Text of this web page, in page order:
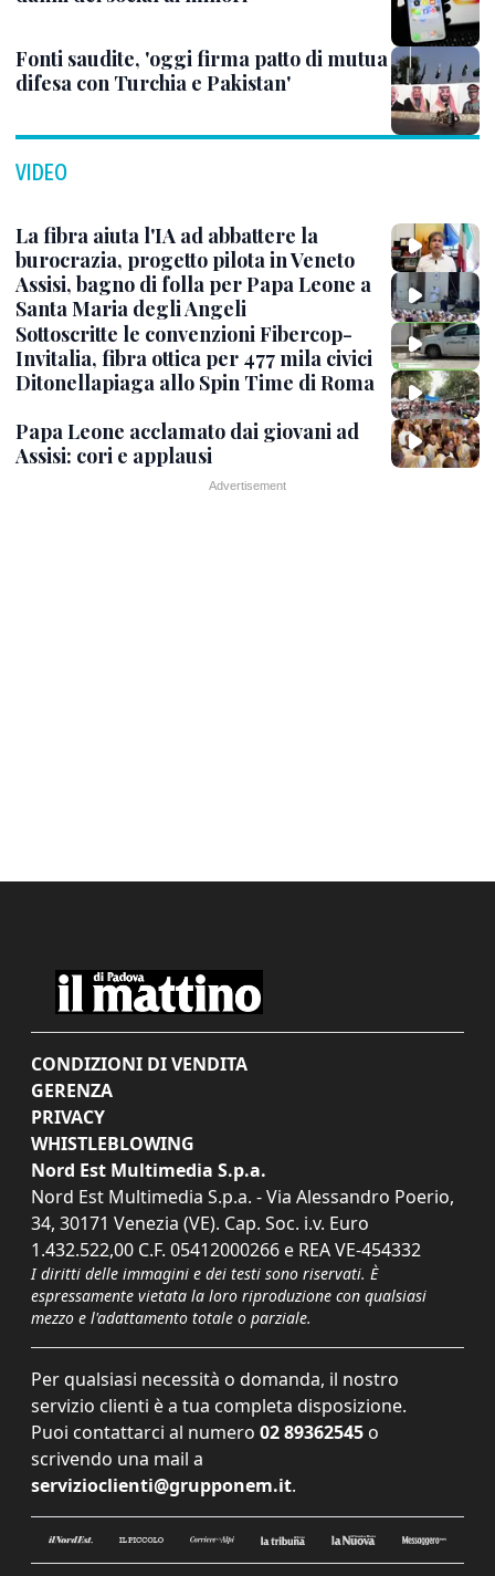
Fonti saudite, 'oggi firma patto di mutua
difesa con Turchia e Pakistan'
VIDEO
La fibra aiuta l'IA ad abbattere la
burocrazia, progetto pilota in Veneto
Assisi, bagno di folla per Papa Leone a
Santa Maria degli Angeli
Sottoscritte le convenzioni Fibercop-
Invitalia, fibra ottica per 477 mila civici
Ditonellapiaga allo Spin Time di Roma
Papa Leone acclamato dai giovani ad
Assisi: cori e applausi
CONDIZIONI DI VENDITA
GERENZA
PRIVACY
WHISTLEBLOWING
Nord Est Multimedia S.p.a.
Nord Est Multimedia S.p.a. - Via Alessandro Poerio,
34, 30171 Venezia (VE). Cap. Soc. i.v. Euro
1.432.522,00 C.F. 05412000266 e REA VE-454332
I diritti delle immagini e dei testi sono riservati. È
espressamente vietata la loro riproduzione con qualsiasi
mezzo e l'adattamento totale o parziale.
Per qualsiasi necessità o domanda, il nostro
servizio clienti è a tua completa disposizione.
Puoi contattarci al numero 02 89362545 o
scrivendo una mail a
servizioclienti@grupponem.it.